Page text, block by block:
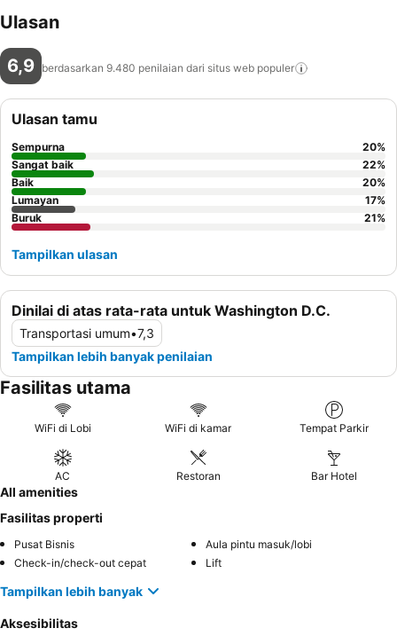
Ulasan
6,9 berdasarkan 9.480 penilaian dari situs web populer
Dinilai di atas rata-rata untuk Washington D.C.
Transportasi umum•7,3
Tampilkan lebih banyak penilaian
Ulasan tamu
Sempurna 20%
Sangat baik
22%
Baik
20%
Lumayan
17%
Buruk
21%
Tampilkan ulasan
Fasilitas utama
WiFi di Lobi WiFi di kamar Tempat Parkir
AC Restoran Bar Hotel
All amenities
Fasilitas properti
Pusat Bisnis
Aula pintu masuk/lobi
Check-in/check-out cepat
Lift
Tampilkan lebih banyak
Aksesibilitas